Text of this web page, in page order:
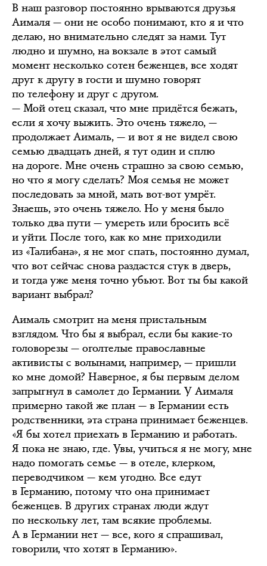
В наш разговор постоянно врываются друзья
Аималя — они не особо понимают, кто я и что
делаю, но внимательно следят за нами. Тут
людно и шумно, на вокзале в этот самый
момент несколько сотен беженцев, все ходят
друг к другу в гости и шумно говорят
по телефону и друг с другом.
— Мой отец сказал, что мне придётся бежать,
если я хочу выжить. Это очень тяжело, —
продолжает Аималь, — и вот я не видел свою
семью двадцать дней, я тут один и сплю
на дороге. Мне очень страшно за свою семью,
но что я могу сделать? Моя семья не может
последовать за мной, мать вот-вот умрёт.
Знаешь, это очень тяжело. Но у меня было
только два пути — умереть или бросить всё
и уйти. После того, как ко мне приходили
из «Талибана», я не мог спать, постоянно думал,
что вот сейчас снова раздастся стук в дверь,
и тогда уже меня точно убьют. Вот ты бы какой
вариант выбрал?
Аималь смотрит на меня пристальным
взглядом. Что бы я выбрал, если бы какие-то
головорезы — оголтелые православные
активисты с волынами, например, — пришли
ко мне домой? Наверное, я бы первым делом
запрыгнул в самолет до Германии. У Аималя
примерно такой же план — в Германии есть
родственники, эта страна принимает беженцев.
«Я бы хотел приехать в Германию и работать.
Я пока не знаю, где. Увы, учиться я не могу, мне
надо помогать семье — в отеле, клерком,
переводчиком — кем угодно. Все едут
в Германию, потому что она принимает
беженцев. В других странах люди ждут
по нескольку лет, там всякие проблемы.
А в Германии нет — все, кого я спрашивал,
говорили, что хотят в Германию».